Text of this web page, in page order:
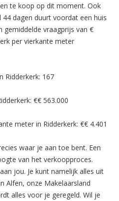
te koop op dit moment. Ook
dagen duurt voordat een huis
vraagprijs van €
per vierkante meter
Ridderkerk: 167
€€ 563.000
meter in Ridderkerk: €€ 4.401
waar je aan toe bent. Een
van het verkoopproces.
jou. Je kunt namelijk alles uit
Alfen, onze Makelaarsland
alles voor je geregeld. Wil je